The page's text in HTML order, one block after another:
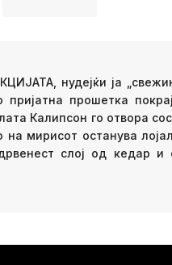
нудејќи ја
прошетка
Калипсон го отвора
мирисот останува
слој од кедар